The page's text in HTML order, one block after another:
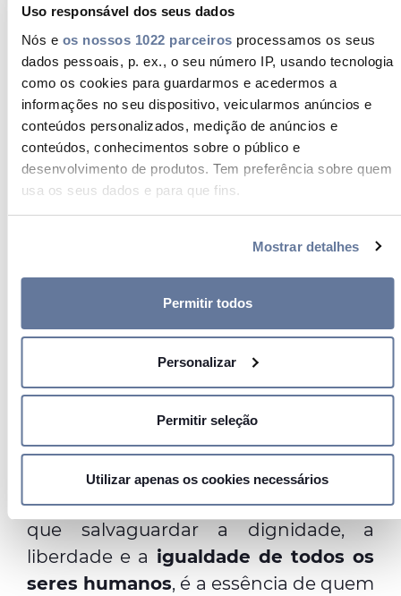
Uso responsável dos seus dados
Nós e os nossos 1022 parceiros processamos os seus
dados pessoais, p. ex., o seu número IP, usando tecnologia
como os cookies para guardarmos e acedermos a
informações no seu dispositivo, veicularmos anúncios e
conteúdos personalizados, medição de anúncios e
conteúdos, conhecimentos sobre o público e
desenvolvimento de produtos. Tem preferência sobre quem
usa os seus dados e para que fins.
geográfica as quais podem ter uma precisão de vários
ativa as características específicas (impressão digital)
Saiba mais sobre como os seus dados pessoais são
processados e defina as suas preferências nasecção de
. Pode alterar ou retirar o seu consentimento a
qualquer momento da Declaração de Cookies.
Utilizamos cookies para personalizar conteúdo e anúncios,
nosso tráfego. Também partilhamos informações acerca da
sua utilização do site com os nossos parceiros de redes
sociais, de publicidade e de análise, que as podem
combinar com outras informações que lhes forneceu ou
Mostrar detalhes
Permitir todos
Personalizar
Permitir seleção
Utilizar apenas os cookies necessários
O nosso compromisso com o
Desenvolvimento Sustentável
consiste em respeitar e proteger os
direitos humanos de todos os nossos
colaboradores e daqueles que são
afetados por nossas atividades
empresariais. Como uma empresa que
opera em todo o mundo, acreditamos
que salvaguardar a dignidade, a
liberdade e a igualdade de todos os
seres humanos, é a essência de quem